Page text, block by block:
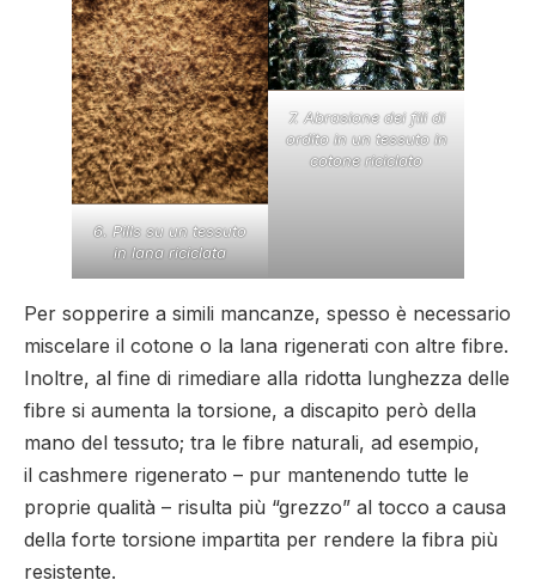
6. Pills su un tessuto
in lana riciclata
7. Abrasione dei fili di
ordito in un tessuto in
cotone riciclato
Per sopperire a simili mancanze, spesso è necessario
miscelare il cotone o la lana rigenerati con altre fibre.
Inoltre, al fine di rimediare alla ridotta lunghezza delle
fibre si aumenta la torsione, a discapito però della
mano del tessuto; tra le fibre naturali, ad esempio,
il cashmere rigenerato – pur mantenendo tutte le
proprie qualità – risulta più “grezzo” al tocco a causa
della forte torsione impartita per rendere la fibra più
resistente.